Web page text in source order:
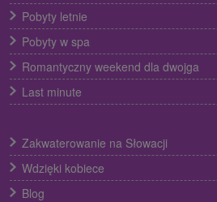
Pobyty letnie
Pobyty w spa
Romantyczny weekend dla dwojga
Last minute
Zakwaterowanie na Słowacji
Wdzięki kobiece
Blog